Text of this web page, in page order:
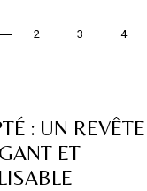
2 3 4
: UN
ET